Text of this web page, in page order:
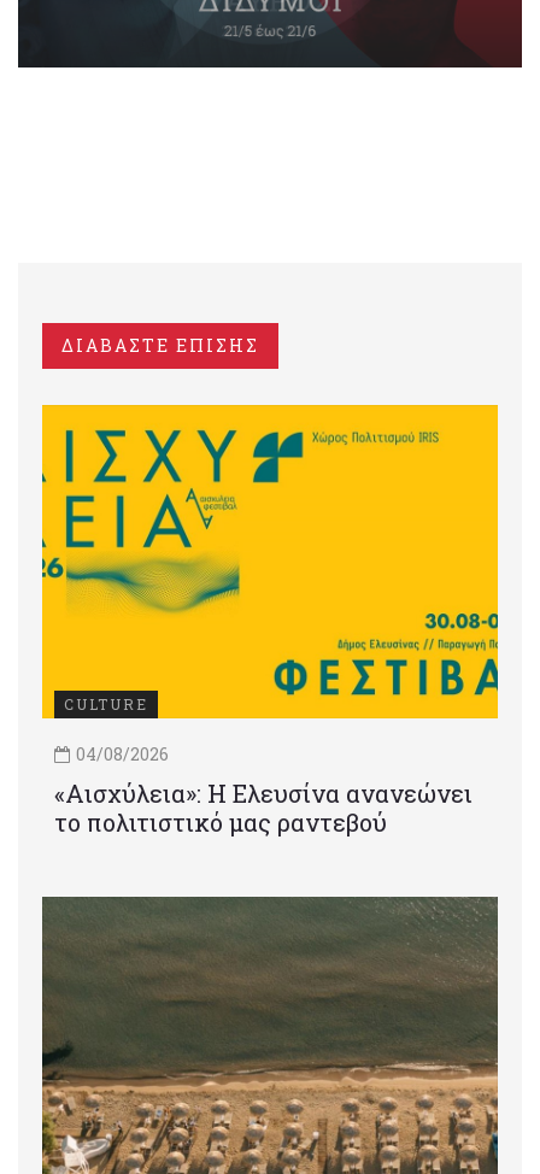
ΔΙΑΒΑΣΤΕ ΕΠΙΣΗΣ
CULTURE
04/08/2026
«Αισχύλεια»: Η Ελευσίνα ανανεώνει
το πολιτιστικό μας ραντεβού